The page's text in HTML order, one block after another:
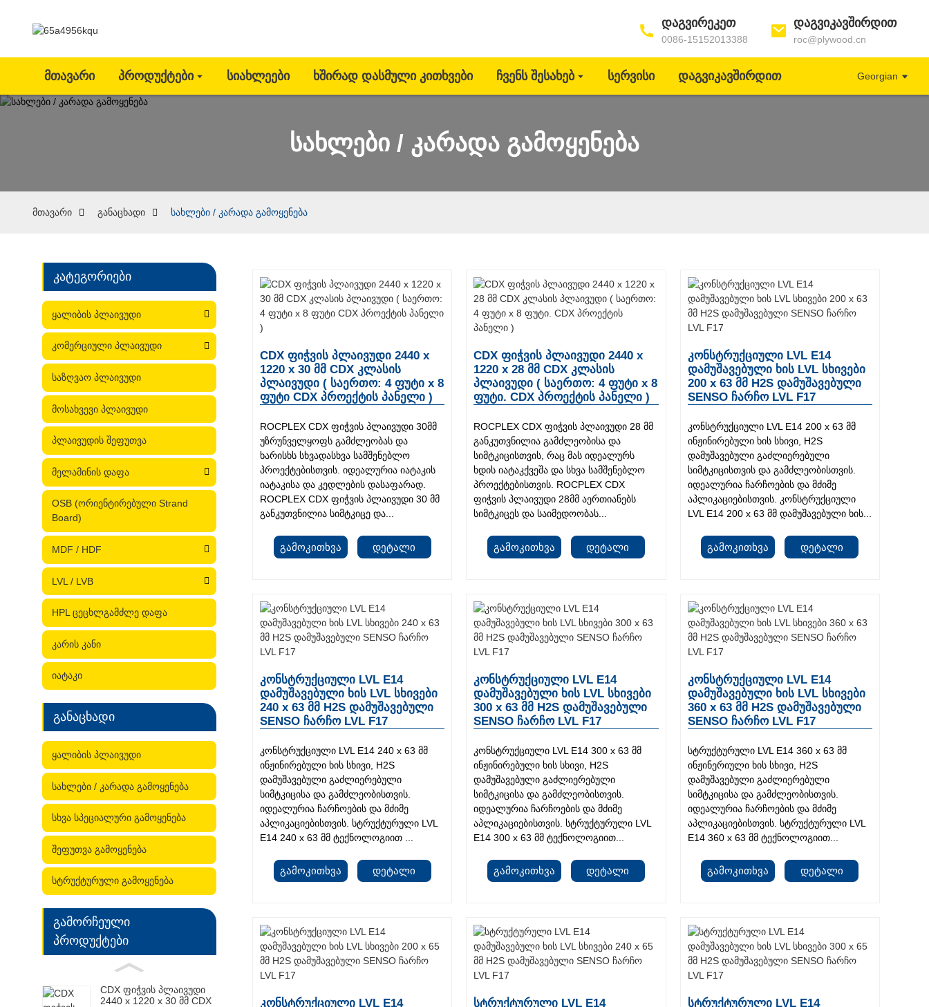
Დაგვირეკეთ
0086-15152013388
Დაგვიკავშირდით
roc@plywood.cn
Მთავარი Პროდუქტები Სიახლეები Ხშირად Დასმული Კითხვები Ჩვენს Შესახებ Სერვისი Დაგვიკავშირდით Georgian
სახლები / კარადა გამოყენება
მთავარი განაცხადი სახლები / კარადა გამოყენება
კატეგორიები
ყალიბის პლაივუდი
კომერციული პლაივუდი
საზღვაო პლაივუდი
მოსახვევი პლაივუდი
პლაივუდის შეფუთვა
მელამინის დაფა
OSB (ორიენტირებული Strand
Board)
MDF / HDF
LVL / LVB
HPL ცეცხლგამძლე დაფა
კარის კანი
იატაკი
განაცხადი
ყალიბის პლაივუდი
სახლები / კარადა გამოყენება
სხვა სპეციალური გამოყენება
შეფუთვა გამოყენება
სტრუქტურული გამოყენება
გამორჩეული
პროდუქტები
CDX ფიჭვის პლაივუდი
2440 x 1220 x 30 მმ CDX
CDX ფიჭვის პლაივუდი 2440 x
1220 x 30 მმ CDX კლასის
პლაივუდი ( საერთო: 4 ფუტი x 8
ფუტი CDX პროექტის პანელი )
ROCPLEX CDX ფიჭვის პლაივუდი 30მმ
უზრუნველყოფს გამძლეობას და
ხარისხს სხვადასხვა სამშენებლო
პროექტებისთვის. იდეალურია იატაკის
იატაკისა და კედლების დასაფარად.
ROCPLEX CDX ფიჭვის პლაივუდი 30 მმ
განკუთვნილია სიმტკიცე და...
Გამოკითხვა Დეტალი
CDX ფიჭვის პლაივუდი 2440 x
1220 x 28 მმ CDX კლასის
პლაივუდი ( საერთო: 4 ფუტი x 8
ფუტი. CDX პროექტის პანელი )
ROCPLEX CDX ფიჭვის პლაივუდი 28 მმ
განკუთვნილია გამძლეობისა და
სიმტკიცისთვის, რაც მას იდეალურს
ხდის იატაკქვეშა და სხვა სამშენებლო
პროექტებისთვის. ROCPLEX CDX
ფიჭვის პლაივუდი 28მმ აერთიანებს
სიმტკიცეს და საიმედოობას...
Გამოკითხვა Დეტალი
კონსტრუქციული LVL E14
დამუშავებული ხის LVL სხივები
200 x 63 მმ H2S დამუშავებული
SENSO ჩარჩო LVL F17
კონსტრუქციული LVL E14 200 x 63 მმ
ინჟინირებული ხის სხივი, H2S
დამუშავებული გაძლიერებული
სიმტკიცისთვის და გამძლეობისთვის.
იდეალურია ჩარჩოების და მძიმე
აპლიკაციებისთვის. კონსტრუქციული
LVL E14 200 x 63 მმ დამუშავებული ხის...
Გამოკითხვა Დეტალი
კონსტრუქციული LVL E14
დამუშავებული ხის LVL სხივები
240 x 63 მმ H2S დამუშავებული
SENSO ჩარჩო LVL F17
კონსტრუქციული LVL E14 240 x 63 მმ
ინჟინირებული ხის სხივი, H2S
დამუშავებული გაძლიერებული
სიმტკიცისა და გამძლეობისთვის.
იდეალურია ჩარჩოების და მძიმე
აპლიკაციებისთვის. სტრუქტურული LVL
E14 240 x 63 მმ ტექნოლოგიით ...
Გამოკითხვა Დეტალი
კონსტრუქციული LVL E14
დამუშავებული ხის LVL სხივები
300 x 63 მმ H2S დამუშავებული
SENSO ჩარჩო LVL F17
კონსტრუქციული LVL E14 300 x 63 მმ
ინჟინირებული ხის სხივი, H2S
დამუშავებული გაძლიერებული
სიმტკიცისა და გამძლეობისთვის.
იდეალურია ჩარჩოების და მძიმე
აპლიკაციებისთვის. სტრუქტურული LVL
E14 300 x 63 მმ ტექნოლოგიით...
Გამოკითხვა Დეტალი
კონსტრუქციული LVL E14
დამუშავებული ხის LVL სხივები
360 x 63 მმ H2S დამუშავებული
SENSO ჩარჩო LVL F17
სტრუქტურული LVL E14 360 x 63 მმ
ინჟინერიული ხის სხივი, H2S
დამუშავებული გაძლიერებული
სიმტკიცისა და გამძლეობისთვის.
იდეალურია ჩარჩოების და მძიმე
აპლიკაციებისთვის. სტრუქტურული LVL
E14 360 x 63 მმ ტექნოლოგიით...
Გამოკითხვა Დეტალი
კონსტრუქციული LVL E14
სტრუქტურული LVL E14
სტრუქტურული LVL E14